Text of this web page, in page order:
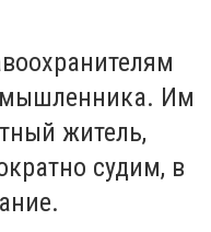
Им
житель,
судим, в